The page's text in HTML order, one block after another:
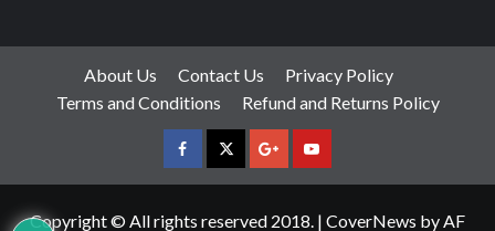
About Us Contact Us
Privacy Policy
Terms and Conditions
Refund and Returns Policy
facebookTwitterGoogleYouTube
Copyright © All rights reserved 2018. | CoverNews by AF